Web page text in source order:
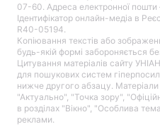
07-60. Адреса електронної
Ідентифікатор онлайн-медіа в
R40-05194.
Копіювання текстів або
будь-якій формі забороняється
Цитування матеріалів сайту
для пошукових систем
нижче другого абзацу.
"Актуально", "Точка зору",
в розділах "Вікно", "Особлива
реклами.